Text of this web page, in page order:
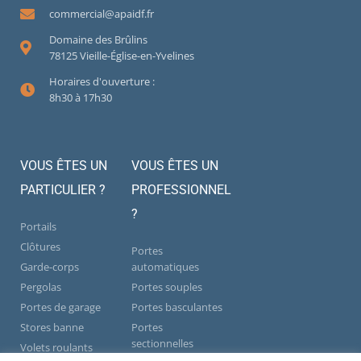
commercial@apaidf.fr
Domaine des Brûlins
78125 Vieille-Église-en-Yvelines
Horaires d'ouverture :
8h30 à 17h30
VOUS ÊTES UN
PARTICULIER ?
Portails
Clôtures
Garde-corps
Pergolas
Portes de garage
Stores banne
Volets roulants
VOUS ÊTES UN
PROFESSIONNEL
?
Portes
automatiques
Portes souples
Portes basculantes
Portes
sectionnelles